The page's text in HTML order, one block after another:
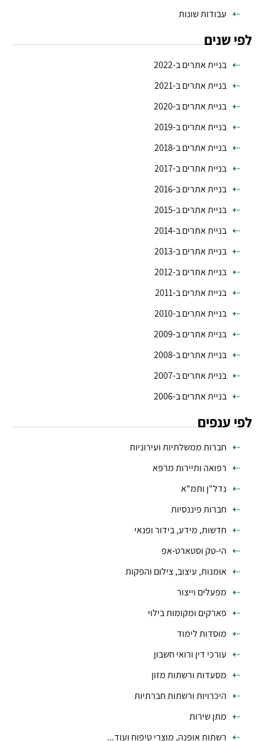
עבודות שונות
לפי שנים
בניית אתרים ב-2022
בניית אתרים ב-2021
בניית אתרים ב-2020
בניית אתרים ב-2019
בניית אתרים ב-2018
בניית אתרים ב-2017
בניית אתרים ב-2016
בניית אתרים ב-2015
בניית אתרים ב-2014
בניית אתרים ב-2013
בניית אתרים ב-2012
בניית אתרים ב-2011
בניית אתרים ב-2010
בניית אתרים ב-2009
בניית אתרים ב-2008
בניית אתרים ב-2007
בניית אתרים ב-2006
לפי ענפים
חברות ממשלתיות ועירוניות
רפואה ותיירות מרפא
נדל"ן ותמ"א
חברות פיננסיות
חדשות, מידע, בידור ופנאי
הי-טק וסטארט-אפ
אומנות, עיצוב, צילום והפקות
מפעלים וייצור
פארקים ומקומות בילוי
מוסדות לימוד
עורכי דין ורואי חשבון
מסעדות ורשתות מזון
היכרויות ורשתות חברתיות
מתן שירות
רשתות אופנה, מוצרי טיפוח ועוד...